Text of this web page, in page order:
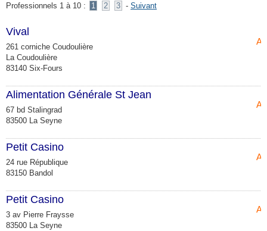
Professionnels 1 à 10 : 1 2 3 - Suivant
Vival
261 corniche Coudoulière
La Coudoulière
83140 Six-Fours
Alimentation Générale St Jean
67 bd Stalingrad
83500 La Seyne
Petit Casino
24 rue République
83150 Bandol
Petit Casino
3 av Pierre Fraysse
83500 La Seyne